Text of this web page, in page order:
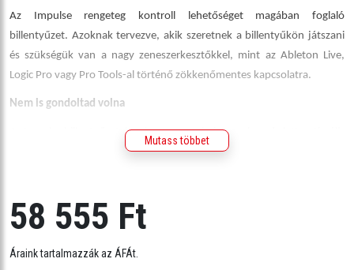
Az Impulse rengeteg kontroll lehetőséget magában foglaló
billentyűzet. Azoknak tervezve, akik szeretnek a billentyűkön játszani
és szükségük van a nagy zeneszerkesztőkkel, mint az Ableton Live,
Logic Pro vagy Pro Tools-al történő zökkenőmentes kapcsolatra.
Nem is gondoltad volna
Az Impulse billentyűzeteket úgy terveztük, hogy a kezed alatt optimális
mennyiségű, jól átgondolt kezelőszervek legyenek , mindez persze
Scan) üzemmódban használva a készülék minden másodpercben 10
000 mintavételezést végez el azért, hogy a játékod legapróbb részletei
is megmaradjanak.
Mutass többet
58 555 Ft
Áraink tartalmazzák az ÁFÁt.